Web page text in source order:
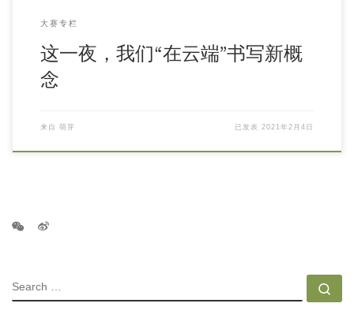
大赛专栏
这一夜，我们“在云端”书写新概
念
来自 萌芽 已发表 2021年2月4日
SEARCH